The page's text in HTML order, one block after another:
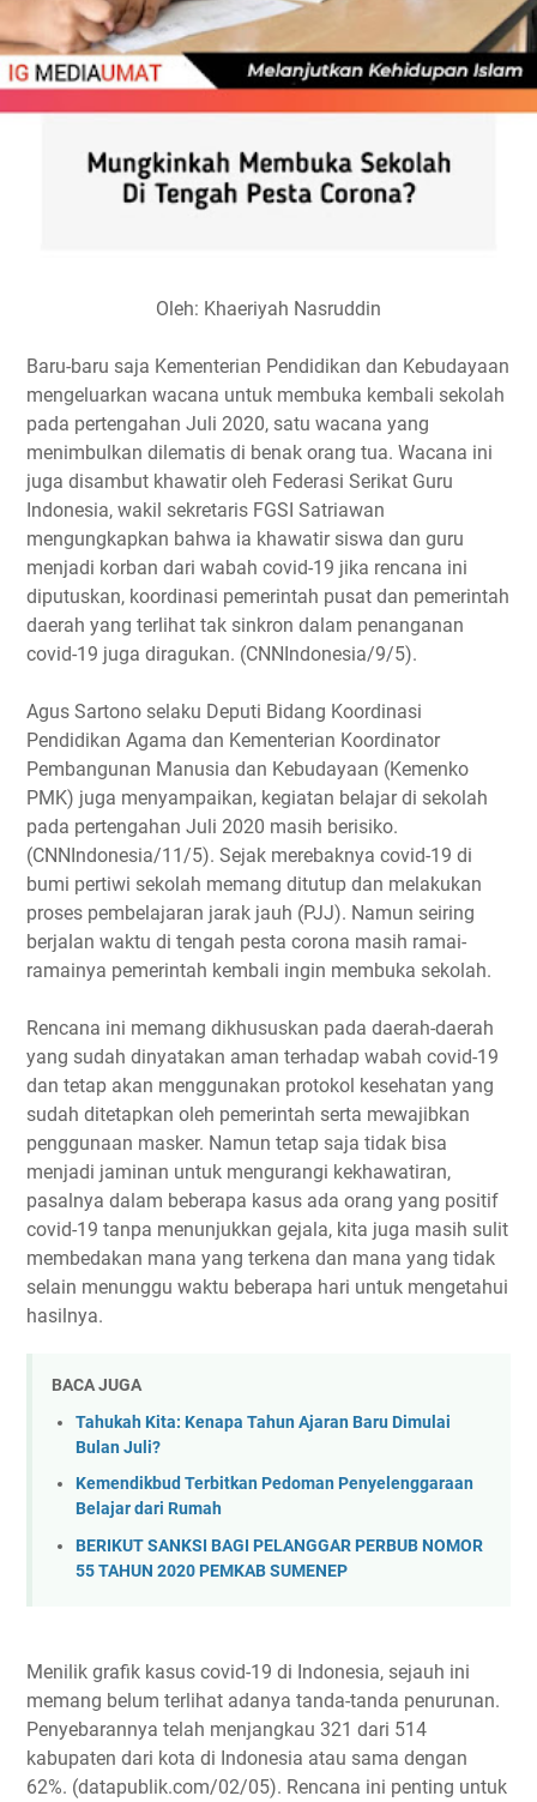
Oleh: Khaeriyah Nasruddin
Baru-baru saja Kementerian Pendidikan dan Kebudayaan
mengeluarkan wacana untuk membuka kembali sekolah
pada pertengahan Juli 2020, satu wacana yang
menimbulkan dilematis di benak orang tua. Wacana ini
juga disambut khawatir oleh Federasi Serikat Guru
Indonesia, wakil sekretaris FGSI Satriawan
mengungkapkan bahwa ia khawatir siswa dan guru
menjadi korban dari wabah covid-19 jika rencana ini
diputuskan, koordinasi pemerintah pusat dan pemerintah
daerah yang terlihat tak sinkron dalam penanganan
covid-19 juga diragukan. (CNNIndonesia/9/5).
Agus Sartono selaku Deputi Bidang Koordinasi
Pendidikan Agama dan Kementerian Koordinator
Pembangunan Manusia dan Kebudayaan (Kemenko
PMK) juga menyampaikan, kegiatan belajar di sekolah
pada pertengahan Juli 2020 masih berisiko.
(CNNIndonesia/11/5). Sejak merebaknya covid-19 di
bumi pertiwi sekolah memang ditutup dan melakukan
proses pembelajaran jarak jauh (PJJ). Namun seiring
berjalan waktu di tengah pesta corona masih ramai-
ramainya pemerintah kembali ingin membuka sekolah.
Rencana ini memang dikhususkan pada daerah-daerah
yang sudah dinyatakan aman terhadap wabah covid-19
dan tetap akan menggunakan protokol kesehatan yang
sudah ditetapkan oleh pemerintah serta mewajibkan
penggunaan masker. Namun tetap saja tidak bisa
menjadi jaminan untuk mengurangi kekhawatiran,
pasalnya dalam beberapa kasus ada orang yang positif
covid-19 tanpa menunjukkan gejala, kita juga masih sulit
membedakan mana yang terkena dan mana yang tidak
selain menunggu waktu beberapa hari untuk mengetahui
hasilnya.
BACA JUGA
Tahukah Kita: Kenapa Tahun Ajaran Baru Dimulai
Bulan Juli?
Kemendikbud Terbitkan Pedoman Penyelenggaraan
Belajar dari Rumah
BERIKUT SANKSI BAGI PELANGGAR PERBUB NOMOR
55 TAHUN 2020 PEMKAB SUMENEP
Menilik grafik kasus covid-19 di Indonesia, sejauh ini
memang belum terlihat adanya tanda-tanda penurunan.
Penyebarannya telah menjangkau 321 dari 514
kabupaten dari kota di Indonesia atau sama dengan
62%. (datapublik.com/02/05). Rencana ini penting untuk